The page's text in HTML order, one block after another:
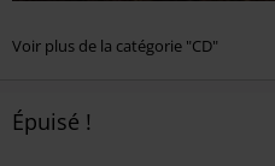
Voir plus de la catégorie "CD"
Épuisé !